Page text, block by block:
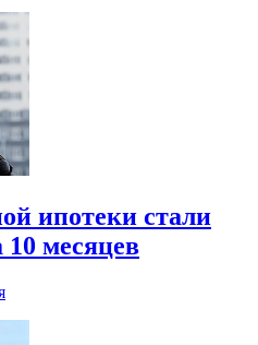
ипотеки стали
месяцев